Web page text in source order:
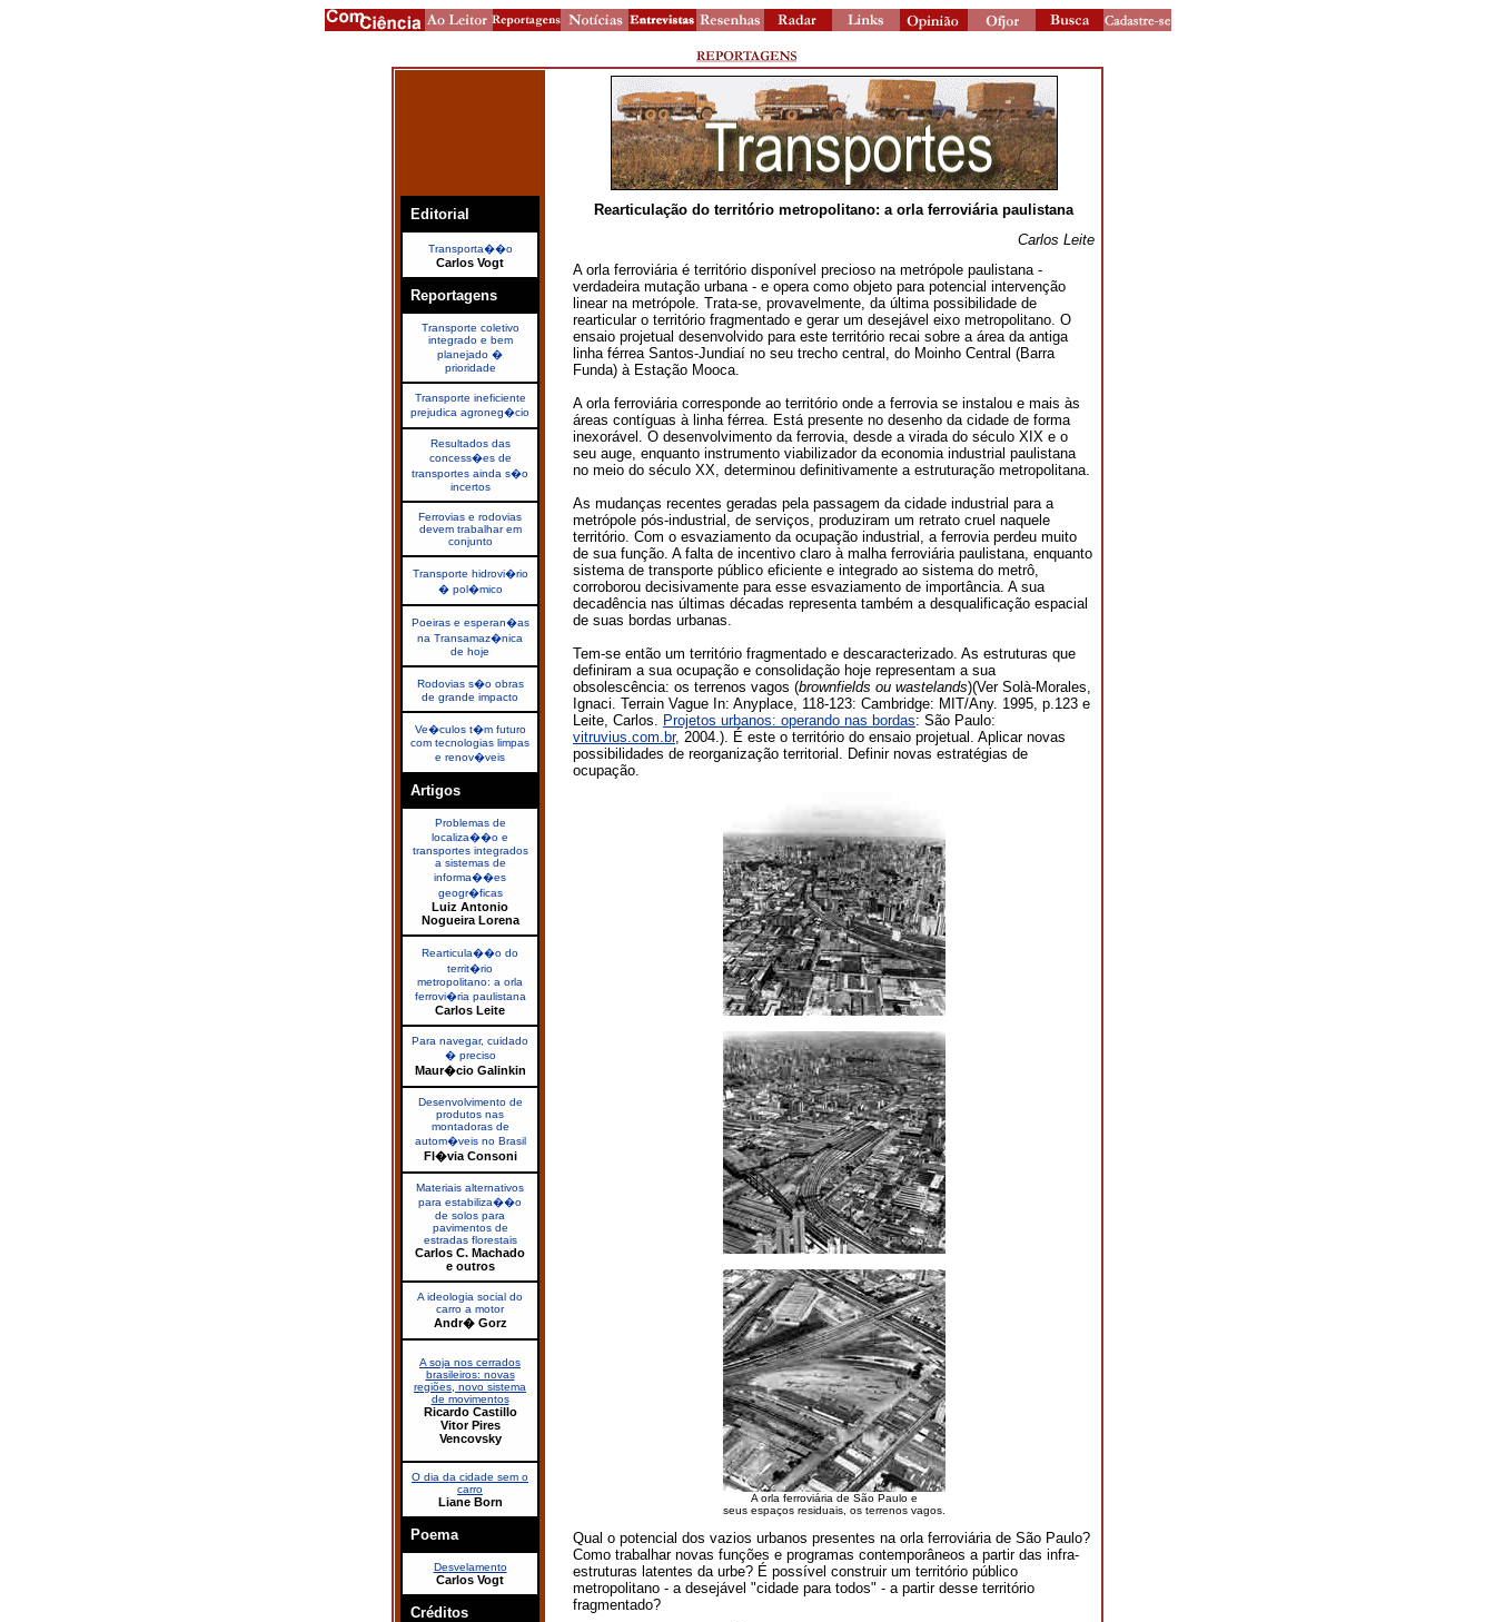
Editorial
Transporta��o
Carlos Vogt
Reportagens
Transporte coletivo
integrado e bem
planejado �
prioridade
Transporte ineficiente
prejudica agroneg�cio
Resultados das
concess�es de
transportes ainda s�o
incertos
Ferrovias e rodovias
devem trabalhar em
conjunto
Transporte hidrovi�rio
� pol�mico
Poeiras e esperan�as
na Transamaz�nica
de hoje
Rodovias s�o obras
de grande impacto
Ve�culos t�m futuro
com tecnologias limpas
e renov�veis
Artigos
Problemas de
localiza��o e
transportes integrados
a sistemas de
informa��es
geogr�ficas
Luiz Antonio
Nogueira Lorena
Rearticula��o do
territ�rio
metropolitano: a orla
ferrovi�ria paulistana
Carlos Leite
Para navegar, cuidado
� preciso
Maur�cio Galinkin
Desenvolvimento de
produtos nas
montadoras de
autom�veis no Brasil
Fl�via Consoni
Materiais alternativos
para estabiliza��o
de solos para
pavimentos de
estradas florestais
Carlos C. Machado
e outros
A ideologia social do
carro a motor
Andr� Gorz
A soja nos cerrados
brasileiros: novas
regiões, novo sistema
de movimentos
Ricardo Castillo
Vitor Pires
Vencovsky
O dia da cidade sem o
carro
Liane Born
Poema
Desvelamento
Carlos Vogt
Créditos
Rearticulação do território metropolitano: a orla ferroviária paulistana
Carlos Leite
A orla ferroviária é território disponível precioso na metrópole paulistana -
verdadeira mutação urbana - e opera como objeto para potencial intervenção
linear na metrópole. Trata-se, provavelmente, da última possibilidade de
rearticular o território fragmentado e gerar um desejável eixo metropolitano. O
ensaio projetual desenvolvido para este território recai sobre a área da antiga
linha férrea Santos-Jundiaí no seu trecho central, do Moinho Central (Barra
Funda) à Estação Mooca.
A orla ferroviária corresponde ao território onde a ferrovia se instalou e mais às
áreas contíguas à linha férrea. Está presente no desenho da cidade de forma
inexorável. O desenvolvimento da ferrovia, desde a virada do século XIX e o
seu auge, enquanto instrumento viabilizador da economia industrial paulistana
no meio do século XX, determinou definitivamente a estruturação metropolitana.
As mudanças recentes geradas pela passagem da cidade industrial para a
metrópole pós-industrial, de serviços, produziram um retrato cruel naquele
território. Com o esvaziamento da ocupação industrial, a ferrovia perdeu muito
de sua função. A falta de incentivo claro à malha ferroviária paulistana, enquanto
sistema de transporte público eficiente e integrado ao sistema do metrô,
corroborou decisivamente para esse esvaziamento de importância. A sua
decadência nas últimas décadas representa também a desqualificação espacial
de suas bordas urbanas.
Tem-se então um território fragmentado e descaracterizado. As estruturas que
definiram a sua ocupação e consolidação hoje representam a sua
obsolescência: os terrenos vagos (brownfields ou wastelands)(Ver Solà-Morales,
Ignaci. Terrain Vague In: Anyplace, 118-123: Cambridge: MIT/Any. 1995, p.123 e
Leite, Carlos. Projetos urbanos: operando nas bordas: São Paulo:
vitruvius.com.br, 2004.). É este o território do ensaio projetual. Aplicar novas
possibilidades de reorganização territorial. Definir novas estratégias de
ocupação.
A orla ferroviária de São Paulo e
seus espaços residuais, os terrenos vagos.
Qual o potencial dos vazios urbanos presentes na orla ferroviária de São Paulo?
Como trabalhar novas funções e programas contemporâneos a partir das infra-
estruturas latentes da urbe? É possível construir um território público
metropolitano - a desejável "cidade para todos" - a partir desse território
fragmentado?